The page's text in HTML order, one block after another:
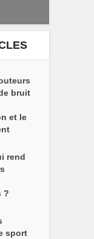
bruit
et le
rend
?
sport